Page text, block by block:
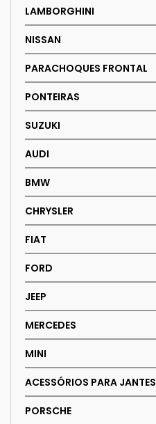
LAMBORGHINI
NISSAN
PARACHOQUES FRONTAL
PONTEIRAS
SUZUKI
AUDI
BMW
CHRYSLER
FIAT
FORD
JEEP
MERCEDES
MINI
ACESSÓRIOS PARA JANTES
PORSCHE